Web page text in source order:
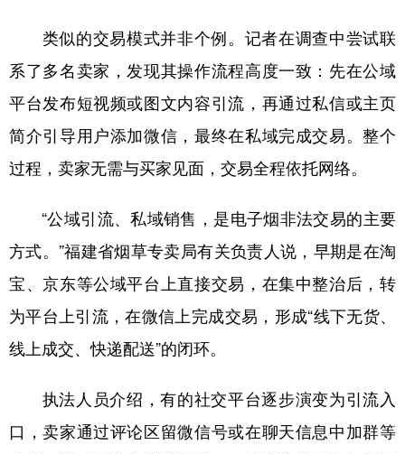
类似的交易模式并非个例。记者在调查中尝试联
系了多名卖家，发现其操作流程高度一致：先在公域
平台发布短视频或图文内容引流，再通过私信或主页
简介引导用户添加微信，最终在私域完成交易。整个
过程，卖家无需与买家见面，交易全程依托网络。
“公域引流、私域销售，是电子烟非法交易的主要
方式。”福建省烟草专卖局有关负责人说，早期是在淘
宝、京东等公域平台上直接交易，在集中整治后，转
为平台上引流，在微信上完成交易，形成“线下无货、
线上成交、快递配送”的闭环。
执法人员介绍，有的社交平台逐步演变为引流入
口，卖家通过评论区留微信号或在聊天信息中加群等